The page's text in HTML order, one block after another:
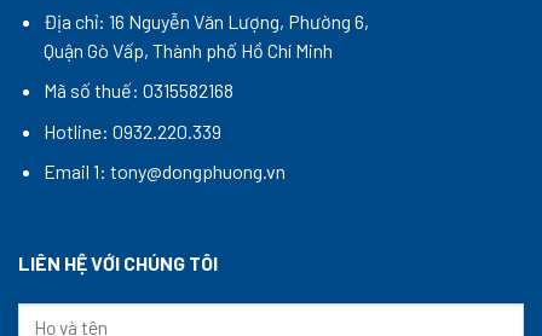
Địa chỉ: 16 Nguyễn Văn Lượng, Phường 6,
Quận Gò Vấp, Thành phố Hồ Chí Minh
Mã số thuế: 0315582168
Hotline: 0932.220.339
Email 1: tony@dongphuong.vn
LIÊN HỆ VỚI CHÚNG TÔI